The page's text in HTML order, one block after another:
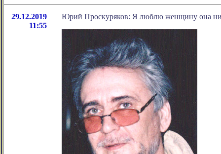
29.12.2019
11:55
Юрий Проскуряков: Я люблю женщину она